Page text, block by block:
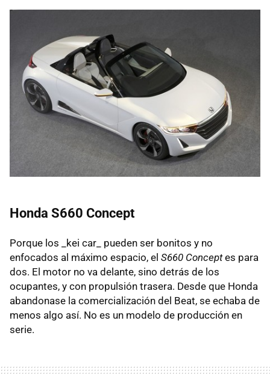
Honda S660 Concept
Porque los _kei car_ pueden ser bonitos y no
enfocados al máximo espacio, el S660 Conceptes para
dos. El motor no va delante, sino detrás de los
ocupantes, y con propulsión trasera. Desde que Honda
abandonase la comercialización del Beat, se echaba de
menos algo así. No es un modelo de producción en
serie.